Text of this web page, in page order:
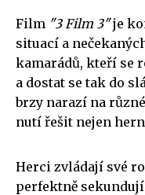
Film "3 Film 3"je
situací a
kamarádů, kteří se
a dostat se tak do
brzy narazí na
nutí řešit nejen
Herci zvládají své
perfektně